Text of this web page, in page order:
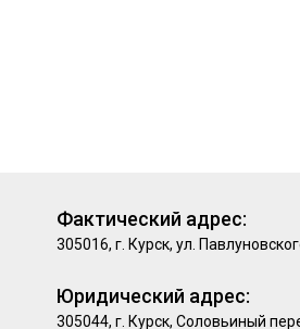
Фактический адрес:
305016, г. Курск, ул.
Юридический адрес:
305044, г. Курск, Соловьиный